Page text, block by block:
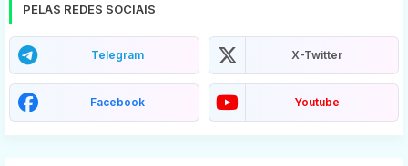
PELAS REDES SOCIAIS
Telegram X-Twitter
Facebook Youtube